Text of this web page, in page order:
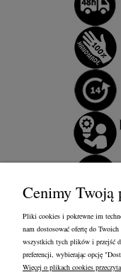
Cenimy Twoją
Pliki cookies i pokrewne im
nam dostosować ofertę do
wszystkich tych plików i przejść
preferencji, wybierając opcję
Więcej o plikach cookies